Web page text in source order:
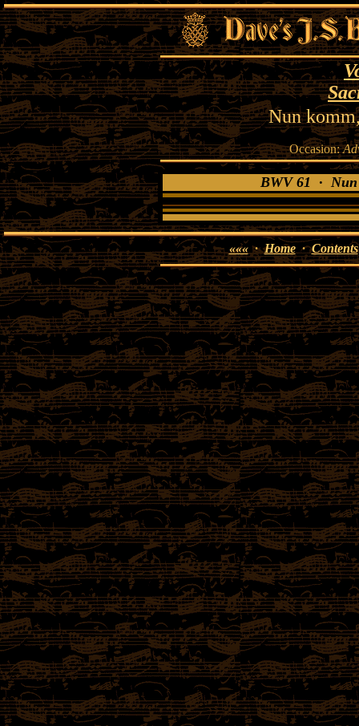
Nun
Occasion:
BWV 61 ·
«««·Home·Contents